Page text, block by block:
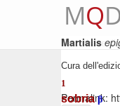
MQ
Martialis
Testo base di
Cura
Permalink:
1
sobria β